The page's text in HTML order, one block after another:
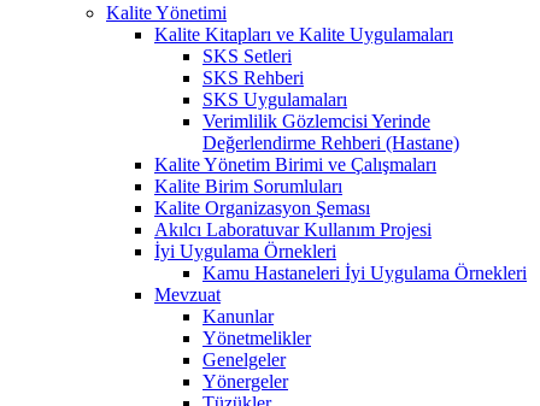
Kalite Yönetimi
Kalite Kitapları ve Kalite Uygulamaları
SKS Setleri
SKS Rehberi
SKS Uygulamaları
Verimlilik Gözlemcisi Yerinde
Değerlendirme Rehberi (Hastane)
Kalite Yönetim Birimi ve Çalışmaları
Kalite Birim Sorumluları
Kalite Organizasyon Şeması
Akılcı Laboratuvar Kullanım Projesi
İyi Uygulama Örnekleri
Kamu Hastaneleri İyi Uygulama Örnekleri
Mevzuat
Kanunlar
Yönetmelikler
Genelgeler
Yönergeler